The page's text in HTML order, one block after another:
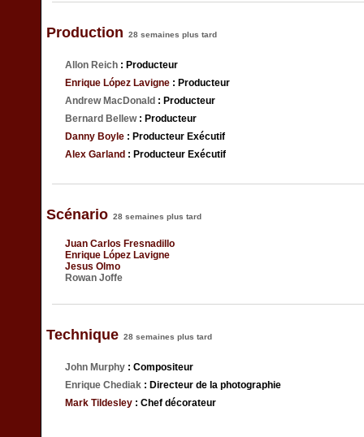
Production 28 semaines plus tard
Allon Reich : Producteur
Enrique López Lavigne : Producteur
Andrew MacDonald : Producteur
Bernard Bellew: Producteur
Danny Boyle : Producteur Exécutif
Alex Garland : Producteur Exécutif
Scénario 28 semaines plus tard
Juan Carlos Fresnadillo
Enrique López Lavigne
Jesus Olmo
Rowan Joffe
Technique 28 semaines plus tard
John Murphy : Compositeur
Enrique Chediak : Directeur de la photographie
Mark Tildesley : Chef décorateur